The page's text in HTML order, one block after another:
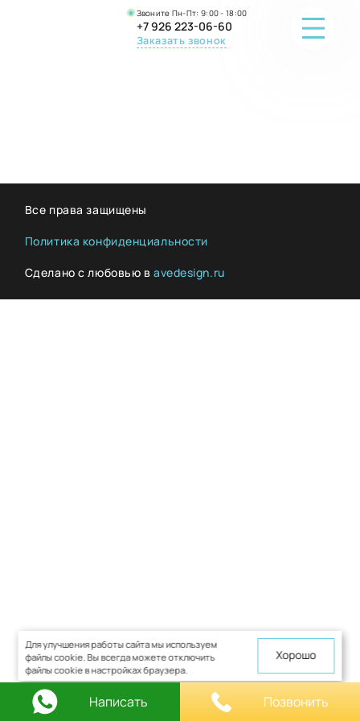
Звоните Пн-Пт: 9:00 - 18:00
+7 926 223-06-60
Заказать звонок
ОНЛАЙН-ПРОДАЖА
ВОПРОС-ОТВЕТ
КОНТАКТЫ
Все права защищены
Политика конфиденциальности
Сделано с любовью в avedesign.ru
Для улучшения работы сайта мы используем
файлы cookie. Вы всегда можете отключить
файлы cookie в настройках браузера.
Хорошо
Написать Позвонить